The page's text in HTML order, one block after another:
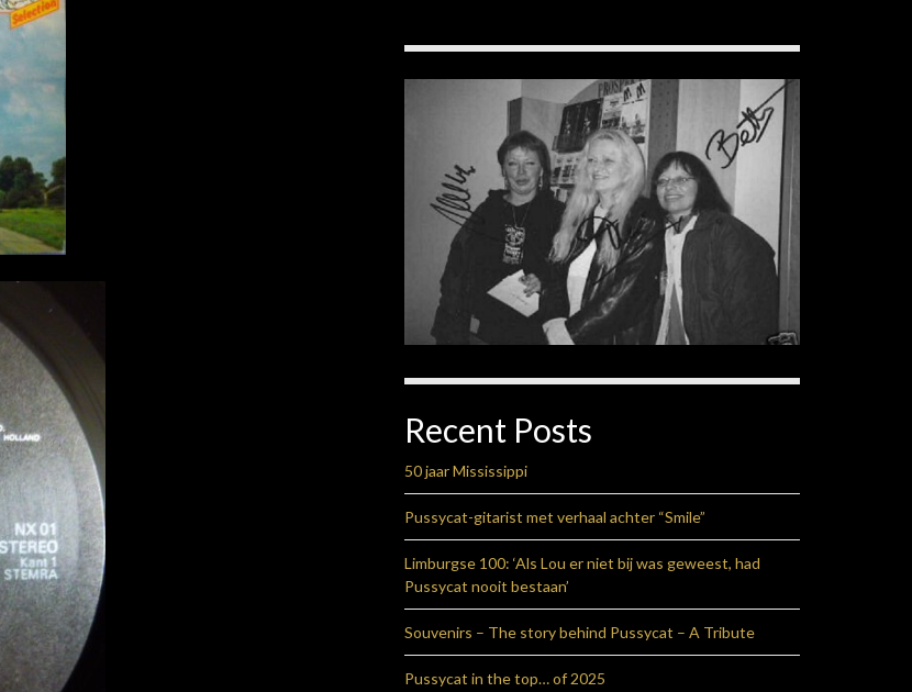
Recent Posts
50 jaar Mississippi
Pussycat-gitarist met verhaal achter “Smile”
Limburgse 100: ‘Als Lou er niet bij was geweest, had
Pussycat nooit bestaan’
Souvenirs – The story behind Pussycat – A Tribute
Pussycat in the top… of 2025